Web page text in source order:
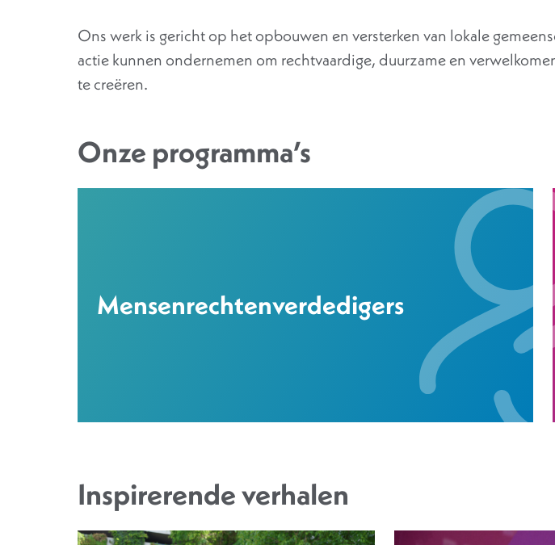
Ons werk is gericht op het opbouwen en versterken van lokale
actie kunnen ondernemen om rechtvaardige, duurzame en
te creëren.
Onze programma’s
Mensenrechtenverdedigers
Inspirerende verhalen